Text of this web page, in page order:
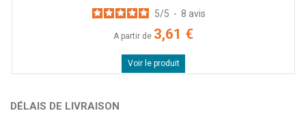
5/5 - 8 avis
A partir de 3,61 €
Voir le produit
DÉLAIS DE LIVRAISON